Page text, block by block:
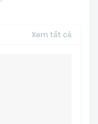
Xem tất cả